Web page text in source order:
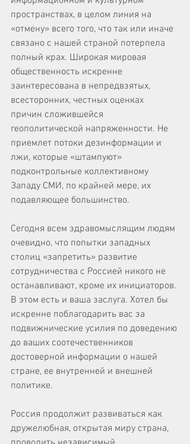
пространствах, в целом линия на
«отмену» всего того, что так или иначе
связано с нашей страной потерпела
полный крах. Широкая мировая
общественность искренне
заинтересована в непредвзятых,
всесторонних, честных оценках
причин сложившейся
геополитической напряженности. Не
приемлет потоки дезинформации и
лжи, которые «штампуют»
подконтрольные коллективному
Западу СМИ, по крайней мере, их
подавляющее большинство.
Сегодня всем здравомыслящим людям
очевидно, что попытки западных
столиц «запретить» развитие
сотрудничества с Россией никого не
останавливают, кроме их инициаторов.
В этом есть и ваша заслуга. Хотел бы
искренне поблагодарить вас за
подвижнические усилия по доведению
до ваших соотечественников
достоверной информации о нашей
стране, ее внутренней и внешней
политике.
Россия продолжит развиваться как
дружелюбная, открытая миру страна,